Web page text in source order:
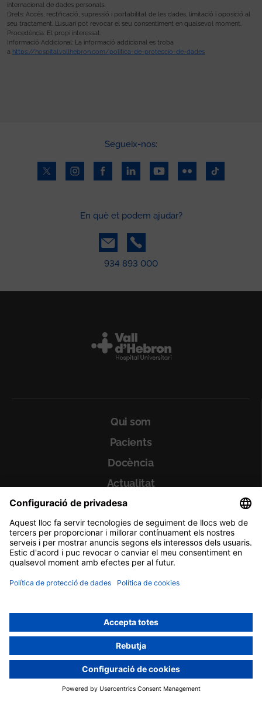
internacional de dades personals.
Drets: Accés, rectificació, supressió i portabilitat de les dades, limitació i oposició al
seu tractament. L’usuari pot revocar el seu consentiment en qualsevol moment.
Procedència: El propi interessat.
Informació Addicional: La informació addicional es troba
a https://hospital.vallhebron.com/politica-de-proteccio-de-dades
Segueix-nos:
En què et podem ajudar?
934 893 000
Qui som
Pacients
Docència
Actualitat
Col·labora
El Meu Vall d'Hebron
Sobre El Meu Vall d'Hebron
Tràmits
Professionals
Serveis i unitats
Malalties